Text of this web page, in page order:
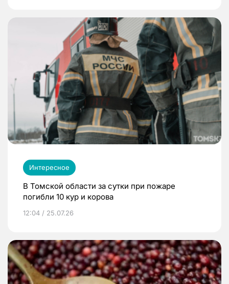
Интересное
В Томской области за сутки при пожаре
погибли 10 кур и корова
12:04 / 25.07.26